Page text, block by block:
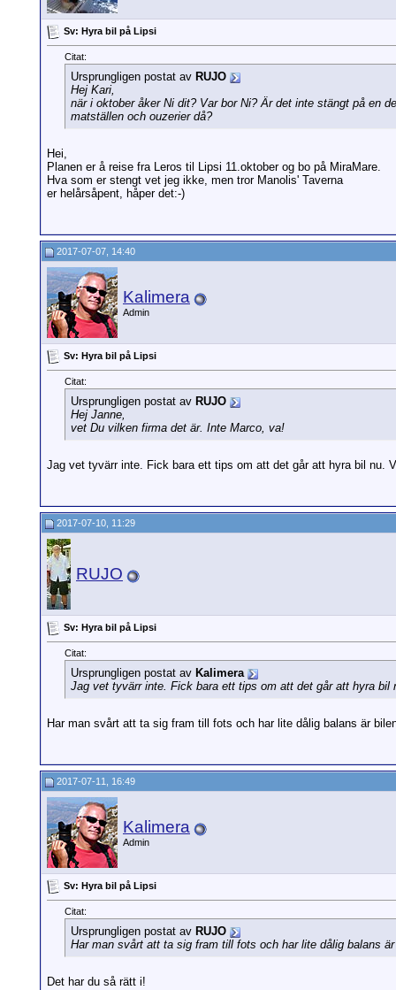
Sv: Hyra bil på Lipsi
Citat:
Ursprungligen postat av RUJO
Hej Kari,
när i oktober åker Ni dit? Var bor Ni? Är det inte stängt på en
matställen och ouzerier då?
Hei,
Planen er å reise fra Leros til Lipsi 11.oktober og bo på MiraMare.
Hva som er stengt vet jeg ikke, men tror Manolis' Taverna
er helårsåpent, håper det:-)
2017-07-07, 14:40
Kalimera
Admin
Sv: Hyra bil på Lipsi
Citat:
Ursprungligen postat av RUJO
Hej Janne,
vet Du vilken firma det är. Inte Marco, va!
Jag vet tyvärr inte. Fick bara ett tips om att det går att hyra bil nu.
2017-07-10, 11:29
RUJO
Sv: Hyra bil på Lipsi
Citat:
Ursprungligen postat av Kalimera
Jag vet tyvärr inte. Fick bara ett tips om att det går att hyra
Har man svårt att ta sig fram till fots och har lite dålig balans är
2017-07-11, 16:49
Kalimera
Admin
Sv: Hyra bil på Lipsi
Citat:
Ursprungligen postat av RUJO
Har man svårt att ta sig fram till fots och har lite dålig balans
Det har du så rätt i!